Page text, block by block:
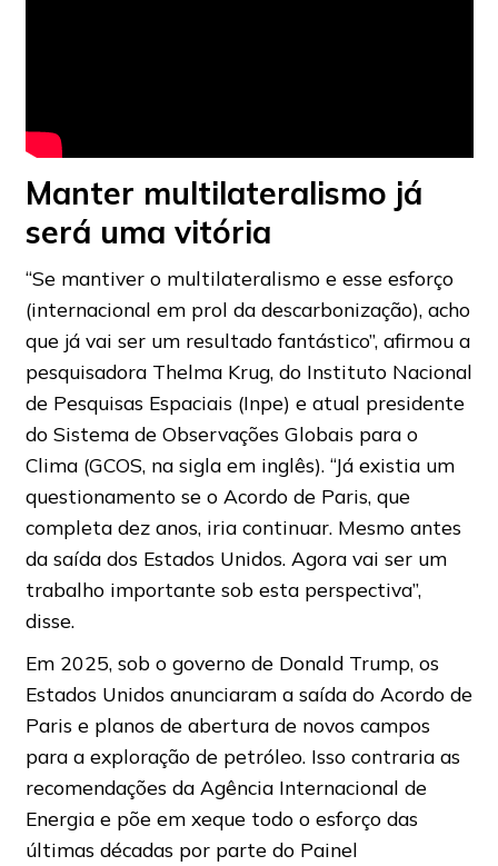
Manter multilateralismo já
será uma vitória
“Se mantiver o multilateralismo e esse esforço
(internacional em prol da descarbonização), acho
que já vai ser um resultado fantástico”, afirmou a
pesquisadora Thelma Krug, do Instituto Nacional
de Pesquisas Espaciais (Inpe) e atual presidente
do Sistema de Observações Globais para o
Clima (GCOS, na sigla em inglês). “Já existia um
questionamento se o Acordo de Paris, que
completa dez anos, iria continuar. Mesmo antes
da saída dos Estados Unidos. Agora vai ser um
trabalho importante sob esta perspectiva”,
disse.
Em 2025, sob o governo de Donald Trump, os
Estados Unidos anunciaram a saída do Acordo de
Paris e planos de abertura de novos campos
para a exploração de petróleo. Isso contraria as
recomendações da Agência Internacional de
Energia e põe em xeque todo o esforço das
últimas décadas por parte do Painel